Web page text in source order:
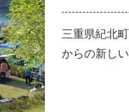
三重県紀北
からの新し